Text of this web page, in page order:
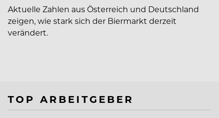
Aktuelle Zahlen aus Österreich und Deutschland
zeigen, wie stark sich der Biermarkt derzeit
verändert.
TOP ARBEITGEBER